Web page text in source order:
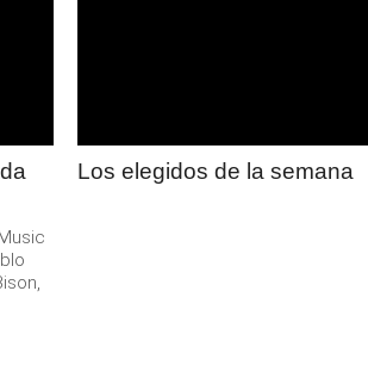
Los elegidos de la semana